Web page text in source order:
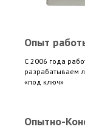
Опыт
С 2006 года
разрабатываем
«под ключ»
Опытно-